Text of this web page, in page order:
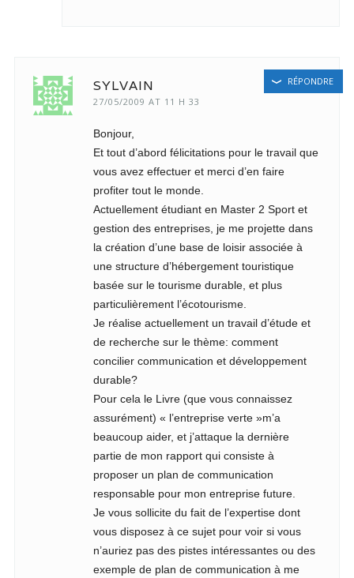
SYLVAIN
27/05/2009 AT 11 H 33
Bonjour,
Et tout d’abord félicitations pour le travail que
vous avez effectuer et merci d’en faire
profiter tout le monde.
Actuellement étudiant en Master 2 Sport et
gestion des entreprises, je me projette dans
la création d’une base de loisir associée à
une structure d’hébergement touristique
basée sur le tourisme durable, et plus
particulièrement l’écotourisme.
Je réalise actuellement un travail d’étude et
de recherche sur le thème: comment
concilier communication et développement
durable?
Pour cela le Livre (que vous connaissez
assurément) « l’entreprise verte »m’a
beaucoup aider, et j’attaque la dernière
partie de mon rapport qui consiste à
proposer un plan de communication
responsable pour mon entreprise future.
Je vous sollicite du fait de l’expertise dont
vous disposez à ce sujet pour voir si vous
n’auriez pas des pistes intéressantes ou des
exemple de plan de communication à me
RÉPONDRE